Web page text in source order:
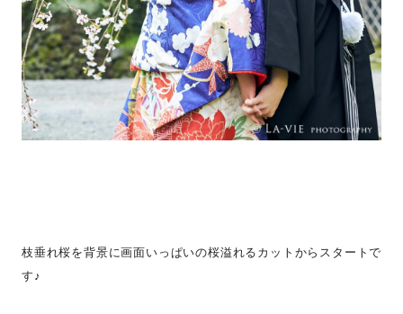
枝垂れ桜を背景に画面いっぱいの桜溢れるカットからスタートで
す♪